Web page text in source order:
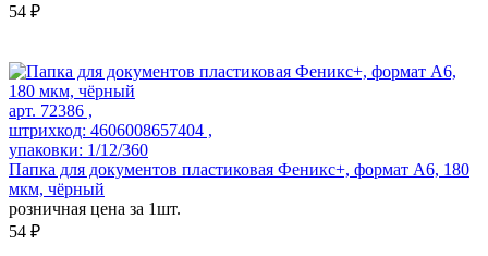
54 ₽
арт. 72386 ,
штрихкод: 4606008657404 ,
упаковки: 1/12/360
Папка для документов пластиковая Феникс+, формат А6, 180
мкм, чёрный
розничная цена за 1шт.
54 ₽